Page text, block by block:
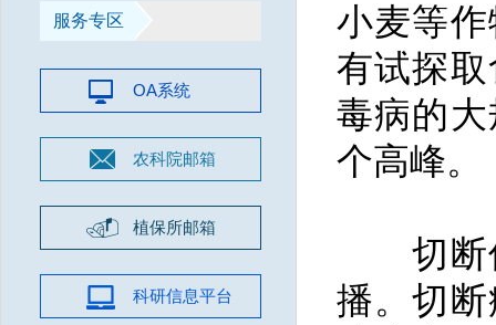
服务专区
OA系统
农科院邮箱
植保所邮箱
科研信息平台
小麦等
有试探
毒病的
个高峰。
切断传
播。切